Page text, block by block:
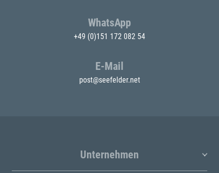
WhatsApp
+49 (0)151 172 082 54
E-Mail
post@seefelder.net
Unternehmen